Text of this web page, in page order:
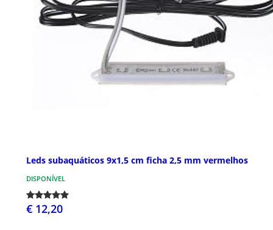
Leds subaquáticos 9x1,5 cm ficha 2,5 mm vermelhos
DISPONÍVEL
€ 12,20